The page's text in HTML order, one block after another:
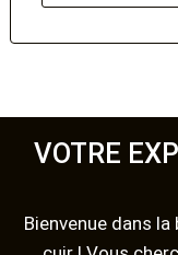
VOTRE
Bienvenue dans